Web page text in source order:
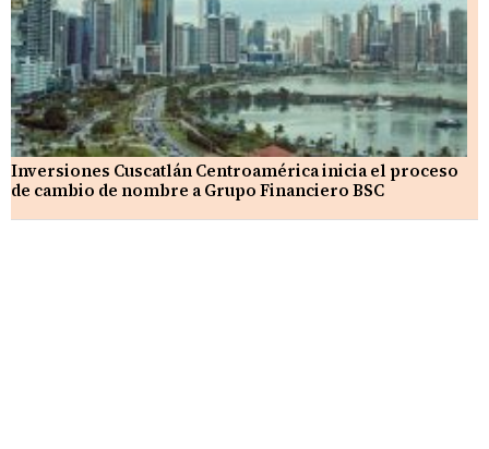
Inversiones Cuscatlán Centroamérica inicia el proceso
de cambio de nombre a Grupo Financiero BSC